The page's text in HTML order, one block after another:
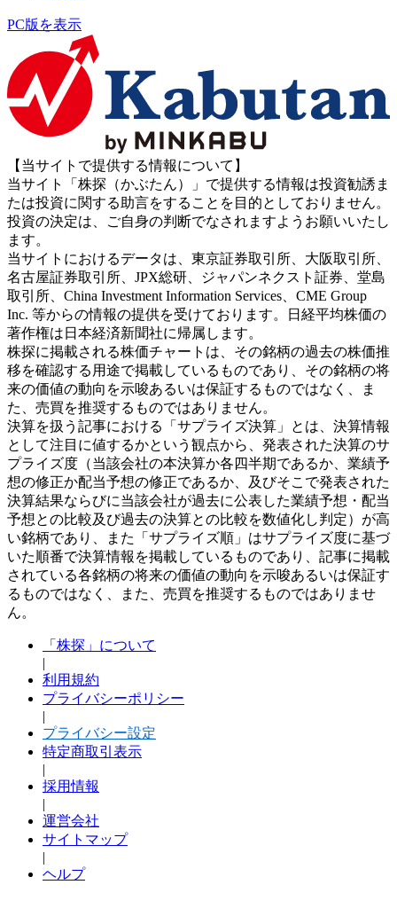
PC版を表示
【当サイトで提供する情報について】
当サイト「株探（かぶたん）」で提供する情報は投資勧誘ま
たは投資に関する助言をすることを目的としておりません。
投資の決定は、ご自身の判断でなされますようお願いいたし
ます。
当サイトにおけるデータは、東京証券取引所、大阪取引所、
名古屋証券取引所、JPX総研、ジャパンネクスト証券、堂島
取引所、China Investment Information Services、CME Group
Inc. 等からの情報の提供を受けております。日経平均株価の
著作権は日本経済新聞社に帰属します。
株探に掲載される株価チャートは、その銘柄の過去の株価推
移を確認する用途で掲載しているものであり、その銘柄の将
来の価値の動向を示唆あるいは保証するものではなく、ま
た、売買を推奨するものではありません。
決算を扱う記事における「サプライズ決算」とは、決算情報
として注目に値するかという観点から、発表された決算のサ
プライズ度（当該会社の本決算か各四半期であるか、業績予
想の修正か配当予想の修正であるか、及びそこで発表された
決算結果ならびに当該会社が過去に公表した業績予想・配当
予想との比較及び過去の決算との比較を数値化し判定）が高
い銘柄であり、また「サプライズ順」はサプライズ度に基づ
いた順番で決算情報を掲載しているものであり、記事に掲載
されている各銘柄の将来の価値の動向を示唆あるいは保証す
るものではなく、また、売買を推奨するものではありませ
ん。
「株探」について
|
利用規約
プライバシーポリシー
|
プライバシー設定
特定商取引表示
|
採用情報
|
運営会社
サイトマップ
|
ヘルプ